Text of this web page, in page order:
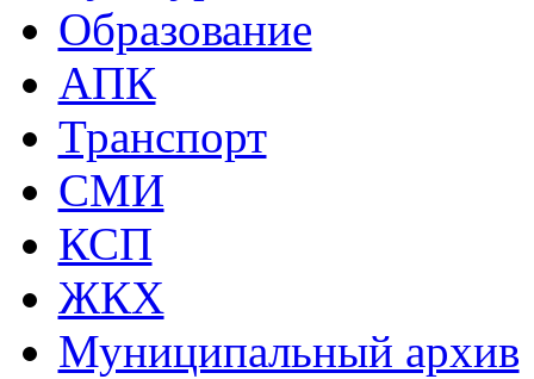
Образование
АПК
Транспорт
СМИ
КСП
ЖКХ
Муниципальный архив